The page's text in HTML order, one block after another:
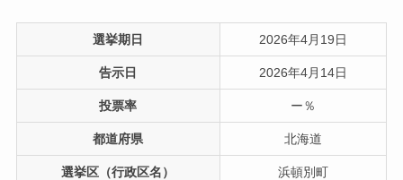
選挙期日 2026年4月19日
告示日 2026年4月14日
投票率 ー％
都道府県 北海道
選挙区（行政区名） 浜頓別町